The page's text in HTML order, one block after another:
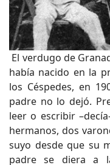
El verdugo de
había nacido en la
los Céspedes, en
padre no lo dejó.
leer o escribir
hermanos, dos
suyo desde que su
padre se diera a